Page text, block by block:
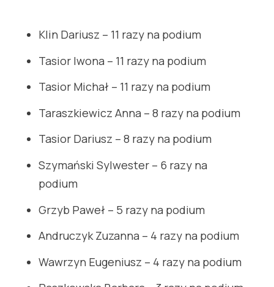
Klin Dariusz – 11 razy na podium
Tasior Iwona – 11 razy na podium
Tasior Michał – 11 razy na podium
Taraszkiewicz Anna – 8 razy na podium
Tasior Dariusz – 8 razy na podium
Szymański Sylwester – 6 razy na
podium
Grzyb Paweł – 5 razy na podium
Andruczyk Zuzanna – 4 razy na podium
Wawrzyn Eugeniusz – 4 razy na podium